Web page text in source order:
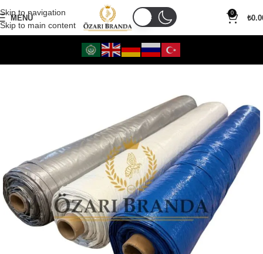
Skip to navigation
Skip to main content
MENÜ
0
₺